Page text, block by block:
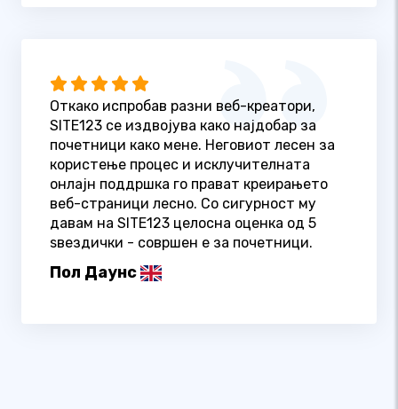
Откако испробав разни веб-креатори,
SITE123 се издвојува како најдобар за
почетници како мене. Неговиот лесен за
користење процес и исклучителната
онлајн поддршка го прават креирањето
веб-страници лесно. Со сигурност му
давам на SITE123 целосна оценка од 5
ѕвездички - совршен е за почетници.
Пол Даунс